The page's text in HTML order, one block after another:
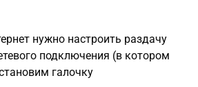
нужно настроить раздачу
подключения (в котором
галочку